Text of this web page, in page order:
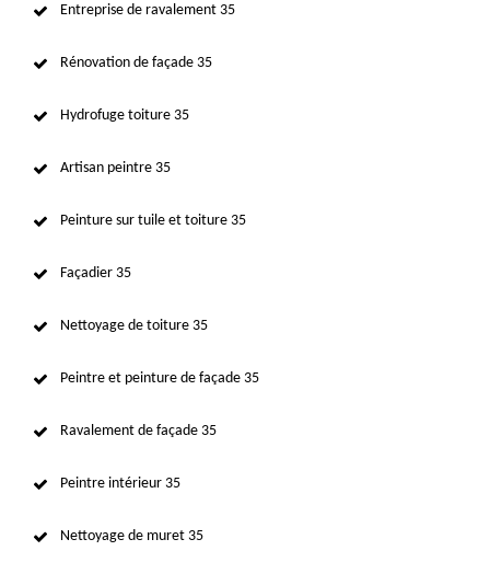
Entreprise de ravalement 35
Rénovation de façade 35
Hydrofuge toiture 35
Artisan peintre 35
Peinture sur tuile et toiture 35
Façadier 35
Nettoyage de toiture 35
Peintre et peinture de façade 35
Ravalement de façade 35
Peintre intérieur 35
Nettoyage de muret 35